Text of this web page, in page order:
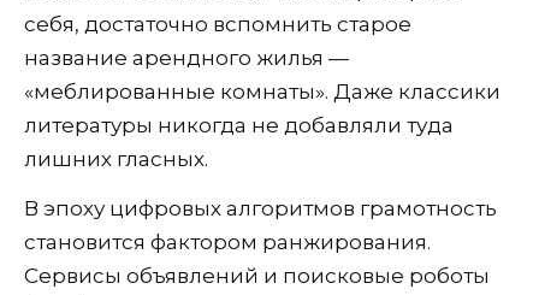
себя, достаточно вспомнить старое
название арендного жилья —
«меблированные комнаты». Даже классики
литературы никогда не добавляли туда
лишних гласных.
В эпоху цифровых алгоритмов грамотность
становится фактором ранжирования.
Сервисы объявлений и поисковые роботы